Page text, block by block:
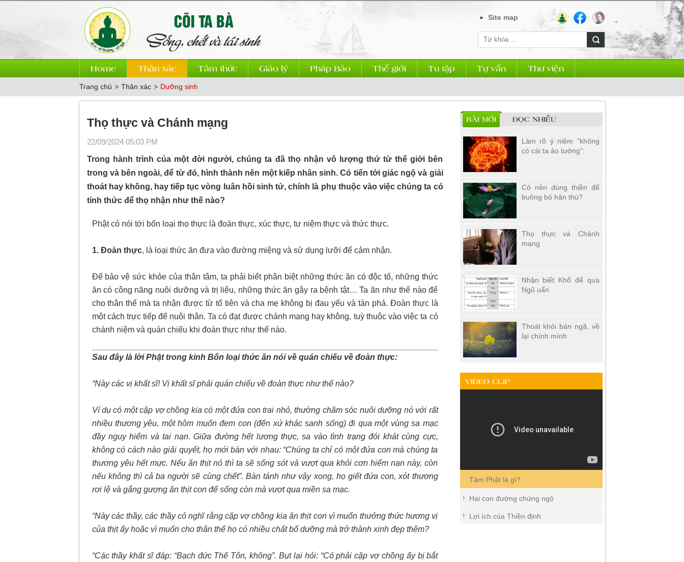
Site map
Home Thân xác Tâm thức Giáo lý Pháp Bảo Thế giới Tu tập Tự vấn Thư viện
Trang chủ > Thân xác > Dưỡng sinh
Thọ thực và Chánh mạng
22/09/2024 05:03 PM
Trong hành trình của một đời người, chúng ta đã thọ nhận vô lượng thứ từ thế giới bên
trong và bên ngoài, để từ đó, hình thành nên một kiếp nhân sinh. Có tiến tới giác ngộ và giải
thoát hay không, hay tiếp tục vòng luân hồi sinh tử, chính là phụ thuộc vào việc chúng ta có
tỉnh thức để thọ nhận như thế nào?
Phật có nói tới bốn loại thọ thực là đoàn thực, xúc thực, tư niệm thực và thức thực.
1. Đoàn thực, là loại thức ăn đưa vào đường miệng và sử dụng lưỡi để cảm nhận.
Để bảo vệ sức khỏe của thân tâm, ta phải biết phân biệt những thức ăn có độc tố, những thức
ăn có công năng nuôi dưỡng và trị liệu, những thức ăn gây ra bệnh tật… Ta ăn như thế nào để
cho thân thể mà ta nhận được từ tổ tiên và cha mẹ không bị đau yếu và tàn phá. Đoàn thực là
một cách trực tiếp để nuôi thân. Ta có đạt được chánh mạng hay không, tuỳ thuộc vào việc ta có
chánh niệm và quán chiếu khi đoàn thực như thế nào.
Sau đây là lời Phật trong kinh Bốn loại thức ăn nói về quán chiếu về đoàn thực:
“Này các vị khất sĩ! Vị khất sĩ phải quán chiếu về đoàn thực như thế nào?
Ví dụ có một cặp vợ chồng kia có một đứa con trai nhỏ, thường chăm sóc nuôi dưỡng nó với rất
nhiều thương yêu, một hôm muốn đem con (đến xứ khác sanh sống) đi qua một vùng sa mạc
đầy nguy hiểm và tai nạn. Giữa đường hết lương thực, sa vào tình trạng đói khát cùng cực,
không có cách nào giải quyết, họ mới bàn với nhau: “Chúng ta chỉ có một đứa con mà chúng ta
thương yêu hết mực. Nếu ăn thịt nó thì ta sẽ sống sót và vượt qua khỏi cơn hiểm nạn này, còn
nếu không thì cả ba người sẽ cùng chết”. Bàn tánh như vậy xong, họ giết đứa con, xót thương
rơi lệ và gắng gượng ăn thịt con để sống còn mà vượt qua miền sa mạc.
“Này các thầy, các thầy có nghĩ rằng cặp vợ chồng kia ăn thịt con vì muốn thưởng thức hương vị
của thịt ấy hoặc vì muốn cho thân thể họ có nhiều chất bổ dưỡng mà trở thành xinh đẹp thêm?
“Các thầy khất sĩ đáp: “Bạch đức Thế Tôn, không”. Bụt lại hỏi: “Có phải cặp vợ chồng ấy bị bắt
BÀI MỚI ĐỌC NHIỀU
Làm rõ ý niệm "không
có cái ta ảo tưởng":
Có nên dùng thiền để
buông bỏ hận thù?
Thọ thực và Chánh
mạng
Nhận biết Khổ đế qua
Ngũ uẩn
Thoát khỏi bản ngã, về
lại chính mình
VIDEO CLIP
Tâm Phật là gì?
Hai con đường chứng ngộ
Lợi ích của Thiền định